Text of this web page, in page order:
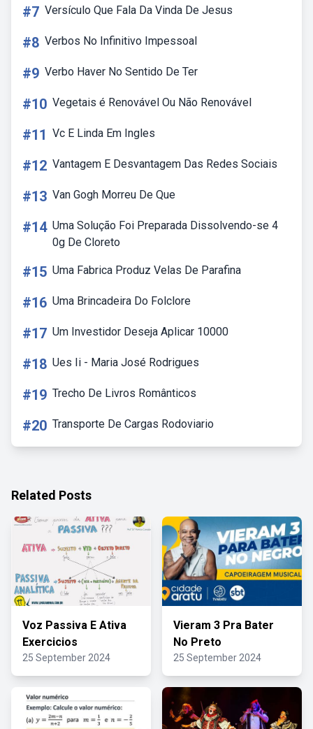
#7 Versículo Que Fala Da Vinda De Jesus
#8 Verbos No Infinitivo Impessoal
#9 Verbo Haver No Sentido De Ter
#10 Vegetais é Renovável Ou Não Renovável
#11 Vc E Linda Em Ingles
#12 Vantagem E Desvantagem Das Redes Sociais
#13 Van Gogh Morreu De Que
#14 Uma Solução Foi Preparada Dissolvendo-se 4
0g De Cloreto
#15 Uma Fabrica Produz Velas De Parafina
#16 Uma Brincadeira Do Folclore
#17 Um Investidor Deseja Aplicar 10000
#18 Ues Ii - Maria José Rodrigues
#19 Trecho De Livros Românticos
#20 Transporte De Cargas Rodoviario
Related Posts
Voz Passiva E Ativa
Exercicios
25 September 2024
Vieram 3 Pra Bater
No Preto
25 September 2024